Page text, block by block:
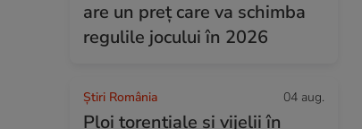
are un preț care va schimba
regulile jocului în 2026
Știri România 04 aug.
Ploi torențiale și vijelii în